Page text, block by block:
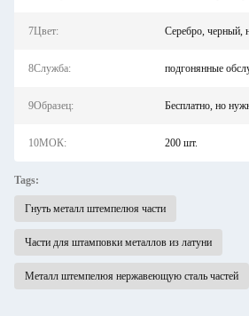
7Цвет: Серебро, черный,
8Служба: подгонянные
9Образец: Бесплатно, но
10МОК: 200 шт.
Tags:
Гнуть металл штемпелюя части
Части для штамповки металлов из латуни
Металл штемпелюя нержавеющую сталь частей